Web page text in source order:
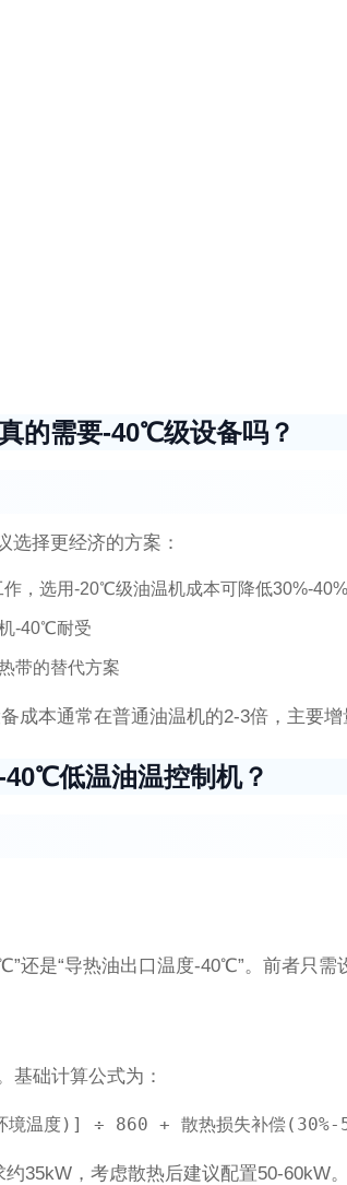
的需要-40℃级设备吗？
选择更经济的方案：
作，选用-20℃级油温机成本可降低30%-40%
-40℃耐受
带的替代方案
成本通常在普通油温机的2-3倍，主要
低温油温控制机？
还是“导热油出口温度-40℃”。前者只
基础计算公式为：
35kW，考虑散热后建议配置50-60kW。